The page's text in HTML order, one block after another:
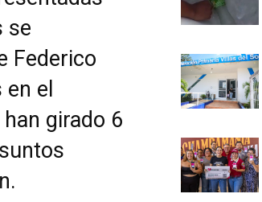
se
Federico
el
girado 6